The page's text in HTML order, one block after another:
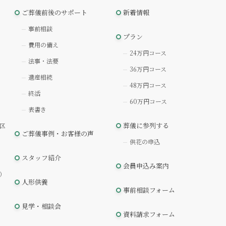
ご葬儀前後のサポート
事前相談
費用の備え
法事・法要
遺産相続
終活
表書き
ご葬儀事例・お客様の声
スタッフ紹介
人形供養
見学・相談会
新着情報
プラン
24万円コース
36万円コース
48万円コース
60万円コース
葬儀に参列する
供花の申込
会員申込み案内
事前相談フォーム
資料請求フォーム